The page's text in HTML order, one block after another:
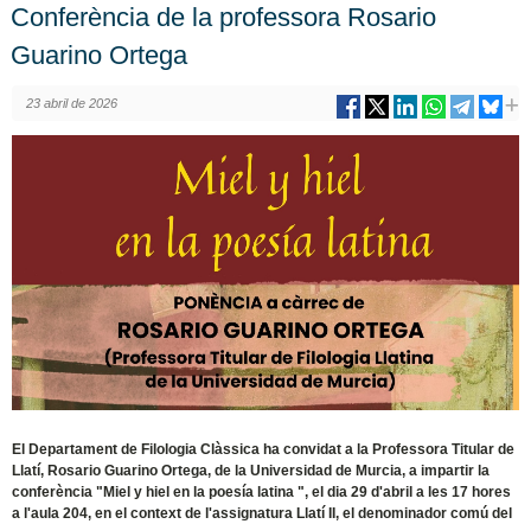
Conferència de la professora Rosario
Guarino Ortega
23 abril de 2026
El Departament de Filologia Clàssica ha convidat a la Professora Titular de
Llatí, Rosario Guarino Ortega, de la Universidad de Murcia, a impartir la
conferència "Miel y hiel en la poesía latina ", el dia 29 d'abril a les 17 hores
a l'aula 204, en el context de l'assignatura Llatí II, el denominador comú del